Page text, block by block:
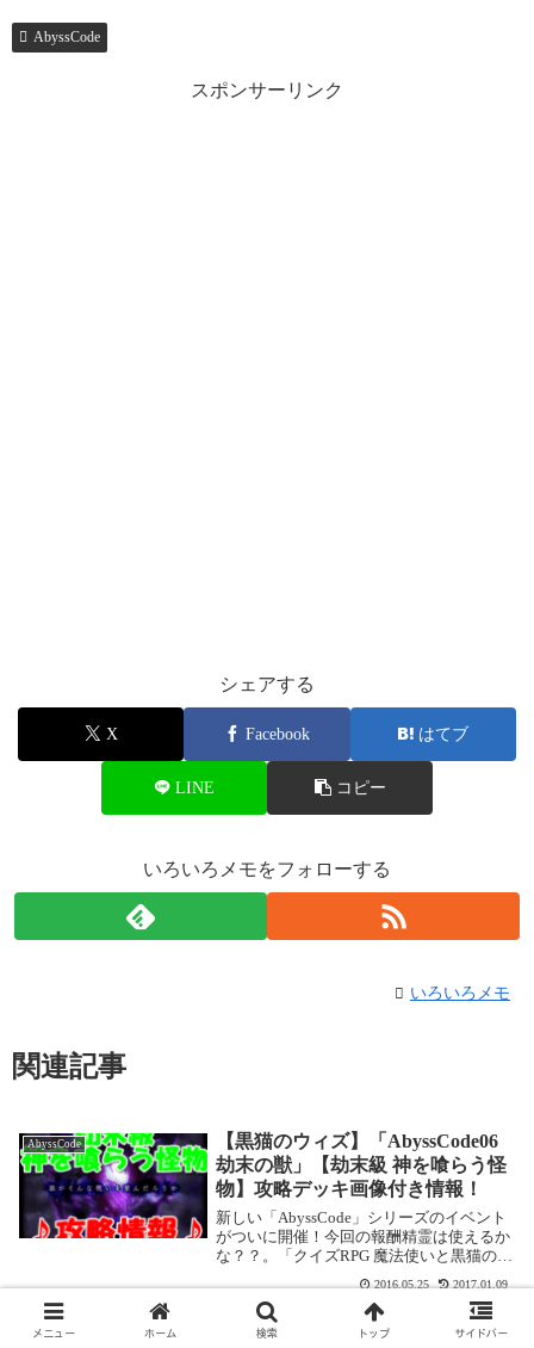
AbyssCode
スポンサーリンク
シェアする
X Facebook はてブ
LINE コピー
いろいろメモをフォローする
いろいろメモ
関連記事
AbyssCode
【黒猫のウィズ】「AbyssCode06
劫末の獣」【劫末級 神を喰らう怪
物】攻略デッキ画像付き情報！
新しい「AbyssCode」シリーズのイベント
がついに開催！今回の報酬精霊は使えるか
な？？。「クイズRPG 魔法使いと黒猫のウ
ィズ」で不定期に開催される超絶難度クエ
スト「AbyssCode」の攻略記事です。 ここ
では「AbyssCode06...
2016.05.25 2017.01.09
AbyssCode
【黒猫のウィズ】「AbyssCode05
冥世の天蓋」【絶級（旧冥滅級）
メニュー ホーム 検索 トップ サイドバー